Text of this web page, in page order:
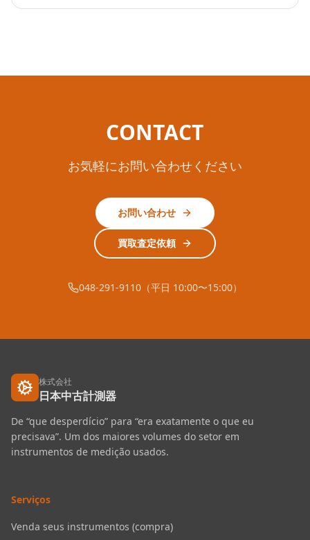
CONTACT
お気軽にお問い合わせください
お問い合わせ
買取査定依頼
048-291-9110（平日 10:00〜15:00）
株式会社
日本中古計測器
De “que desperdício” para “era exatamente o que eu
precisava”. Um dos maiores volumes do setor em
instrumentos de medição usados.
Serviços
Venda seus instrumentos (compra)